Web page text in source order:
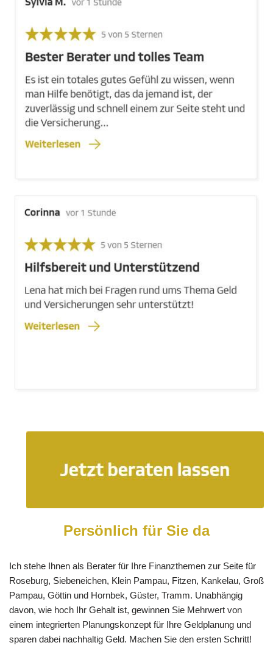
Persönlich für Sie da
Ich stehe Ihnen als Berater für Ihre Finanzthemen zur Seite für
Roseburg, Siebeneichen, Klein Pampau, Fitzen, Kankelau, Groß
Pampau, Göttin und Hornbek, Güster, Tramm. Unabhängig
davon, wie hoch Ihr Gehalt ist, gewinnen Sie Mehrwert von
einem integrierten Planungskonzept für Ihre Geldplanung und
sparen dabei nachhaltig Geld. Machen Sie den ersten Schritt!